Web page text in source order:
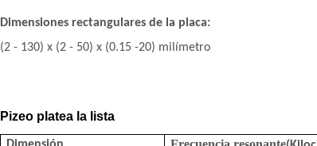
Dimensiones rectangulares de la placa:
(2 - 130) x (2 - 50) x (0.15 -20) milímetro
Pizeo platea la lista